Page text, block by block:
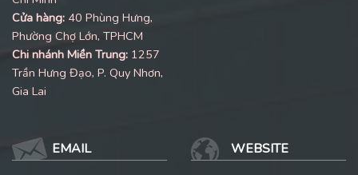
Cửa hàng: 40 Phùng Hưng,
Phường Chợ Lớn, TPHCM
Chi nhánh Miền Trung: 1257
Trần Hưng Đạo, P. Quy Nhơn,
Gia Lai
EMAIL WEBSITE